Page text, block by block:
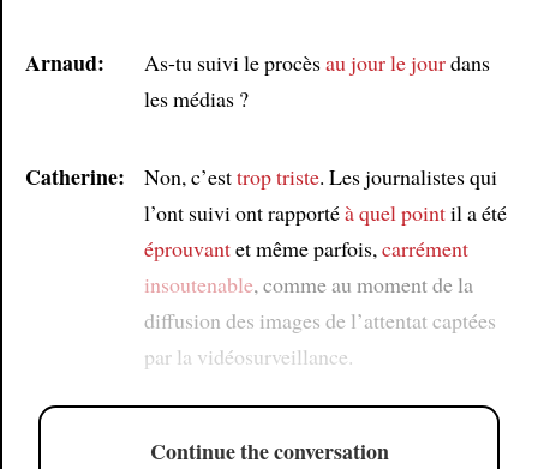
Arnaud: As-tu suivi le procèsau jour le jourdans
les médias ?
Catherine: Non, c’esttrop triste. Les journalistes qui
l’ont suivi ont rapportéà quel pointil a été
éprouvantet même parfois, carrément
insoutenable, comme au moment de la
diffusion des images de l’attentat captées
par la vidéosurveillance.
Continue the conversation